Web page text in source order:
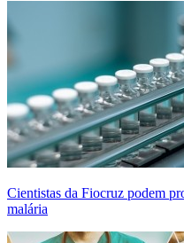
Cientistas da Fiocruz podem
malária